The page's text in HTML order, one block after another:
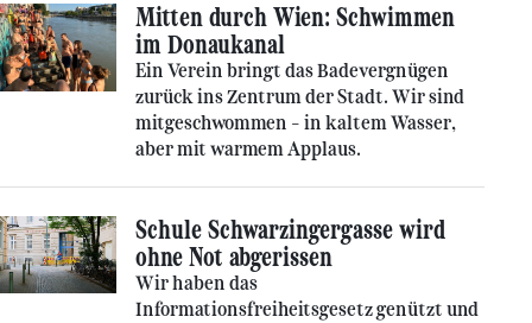
Mitten durch Wien: Schwimmen
im Donaukanal
Ein Verein bringt das Badevergnügen
zurück ins Zentrum der Stadt. Wir sind
mitgeschwommen – in kaltem Wasser,
aber mit warmem Applaus.
Schule Schwarzingergasse wird
ohne Not abgerissen
Wir haben das
Informationsfreiheitsgesetz genützt und